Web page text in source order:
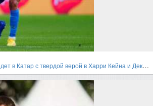
Катар с твердой верой в Харри Кейна и Деклана Райса